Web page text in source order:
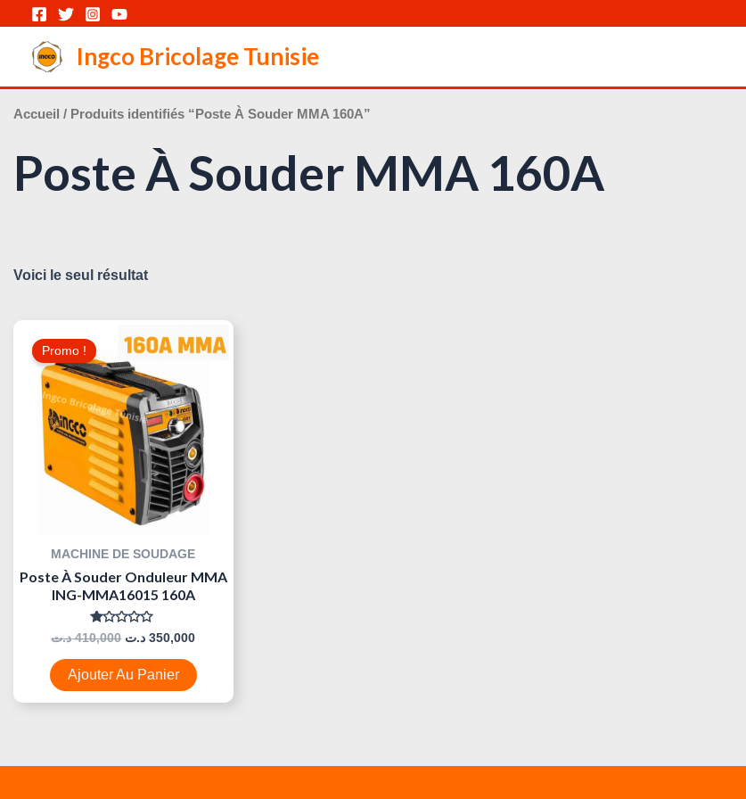
contenu
Ingco Bricolage Tunisie
Accueil / Produits identifiés “Poste À Souder MMA 160A”
Poste À Souder MMA 160A
Voici le seul résultat
Promo !
MACHINE DE SOUDAGE
Poste À Souder Onduleur MMA
ING-MMA16015 160A
Note
0
Sur
5
410,000 د.ت
Prix
Initial
Était :
410,000 د.ت.
350,000 د.ت
Prix
Ajouter Au Panier